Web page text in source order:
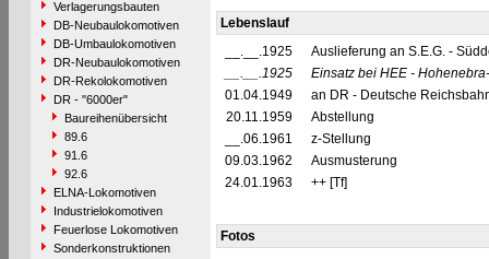
Verlagerungsbauten
DB-Neubaulokomotiven
DB-Umbaulokomotiven
DR-Neubaulokomotiven
DR-Rekolokomotiven
DR - "6000er"
Baureihenübersicht
89.6
91.6
92.6
ELNA-Lokomotiven
Industrielokomotiven
Feuerlose Lokomotiven
Sonderkonstruktionen
Lebenslauf
__.__.1925
Auslieferung an S.E.G. -
__.__.1925
Einsatz bei HEE -
01.04.1949
an DR - Deutsche
20.11.1959
Abstellung
__.06.1961
z-Stellung
09.03.1962
Ausmusterung
24.01.1963
++ [Tf]
Fotos